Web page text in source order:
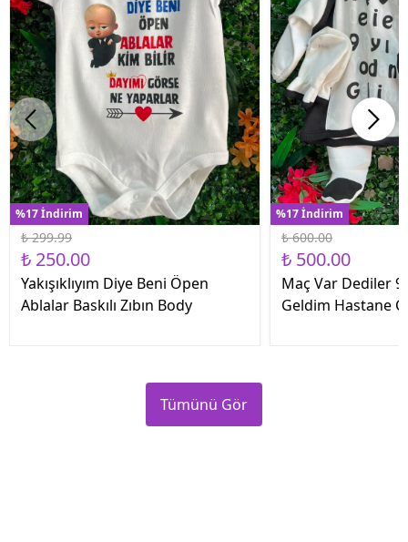
%17 İndirim
₺ 299.99
₺ 250.00
Yakışıklıyım Diye Beni Öpen
Ablalar Baskılı Zıbın Body
%17 İndirim
₺ 600.00
₺ 500.00
Maç Var Dediler 9
Geldim Hastane
Tümünü Gör